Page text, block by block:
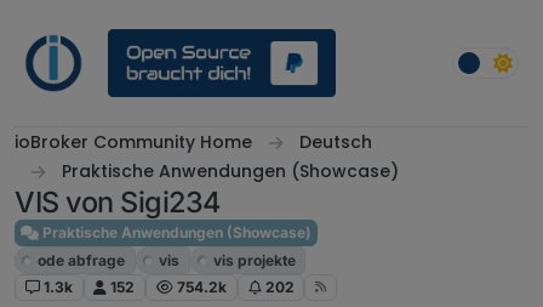
ioBroker Community Home
Deutsch
Praktische Anwendungen (Showcase)
VIS von Sigi234
Praktische Anwendungen (Showcase)
ode abfrage
vis
vis projekte
1.3k
152 754.2k 202